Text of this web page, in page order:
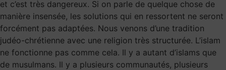
et c’est très dangereux. Si on parle de quelque chose de
manière insensée, les solutions qui en ressortent ne seront
forcément pas adaptées. Nous venons d’une tradition
judéo-chrétienne avec une religion très structurée. L’islam
ne fonctionne pas comme cela. Il y a autant d’islams que
de musulmans. Il y a plusieurs communautés, plusieurs